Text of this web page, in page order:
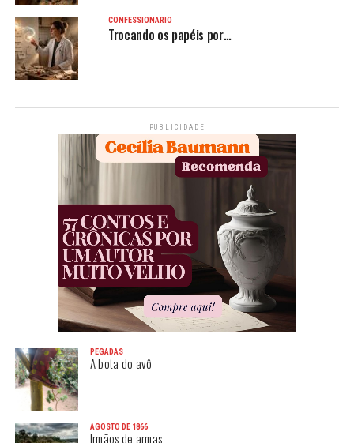
CONFESSIONÁRIO
Trocando os papéis por…
PUBLICIDADE
PEGADAS
A bota do avô
AGOSTO DE 1866
Irmãos de armas